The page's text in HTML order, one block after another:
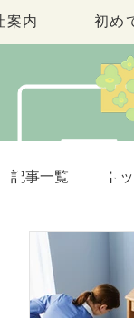
案内 初め
記事一覧 ト
お悩みの解決